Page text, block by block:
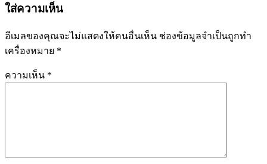
ใส่ความเห็น
อีเมลของคุณจะไม่แสดงให้คนอื่นเห็น ช่องข้อมูลจำเป็นถูกทำ
เครื่องหมาย *
ความเห็น *